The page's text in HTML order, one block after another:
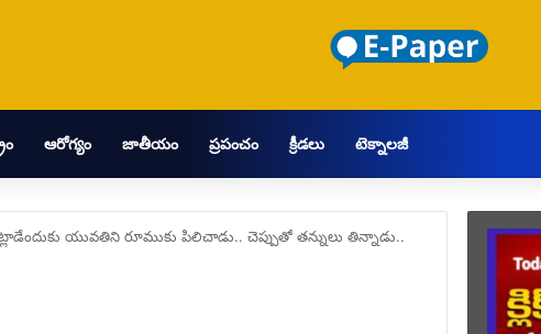
ఆరోగ్యం జాతీయం ప్రపంచం క్రీడలు టెక్నాలజీ
యువతిని రూముకు పిలిచాడు.. చెప్పుతో తన్నులు తిన్నాడు..